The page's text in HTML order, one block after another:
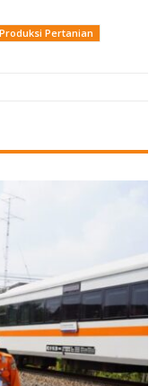
Pertanian